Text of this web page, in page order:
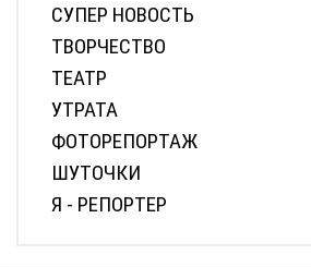
СУПЕР НОВОСТЬ
ТВОРЧЕСТВО
ТЕАТР
УТРАТА
ФОТОРЕПОРТАЖ
ШУТОЧКИ
Я - РЕПОРТЕР